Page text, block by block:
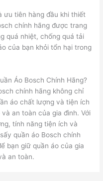
ưu tiên hàng đầu khi thiết
chính hãng được trang
quá nhiệt, chống quá tải
của bạn khỏi tổn hại trong
Áo Bosch Chính Hãng?
chính hãng không chỉ
áo chất lượng và tiện ích
an toàn của gia đình. Với
tính năng tiện ích và
quần áo Bosch chính
bạn giữ quần áo của gia
an toàn.